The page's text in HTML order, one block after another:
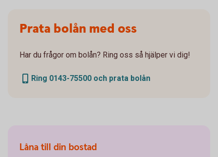
Prata bolån med oss
Har du frågor om bolån? Ring oss så hjälper vi dig!
Ring 0143-75500 och prata bolån
Låna till din bostad